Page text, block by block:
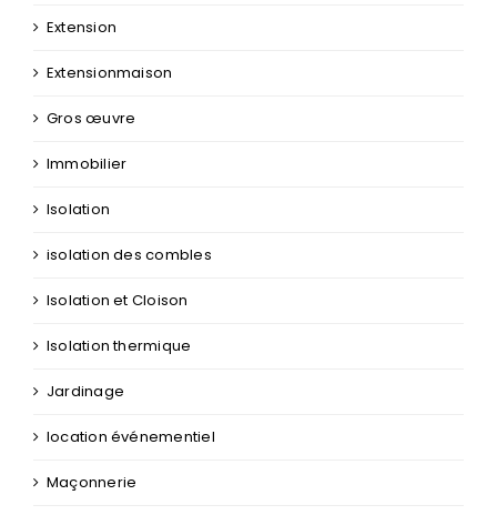
Extension
Extensionmaison
Gros œuvre
Immobilier
Isolation
isolation des combles
Isolation et Cloison
Isolation thermique
Jardinage
location événementiel
Maçonnerie